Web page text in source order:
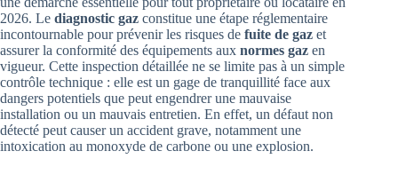
2026. Le diagnostic gaz constitue une étape réglementaire
incontournable pour prévenir les risques de fuite de gaz et
assurer la conformité des équipements aux normes gaz en
vigueur. Cette inspection détaillée ne se limite pas à un simple
contrôle technique : elle est un gage de tranquillité face aux
dangers potentiels que peut engendrer une mauvaise
installation ou un mauvais entretien. En effet, un défaut non
détecté peut causer un accident grave, notamment une
intoxication au monoxyde de carbone ou une explosion.